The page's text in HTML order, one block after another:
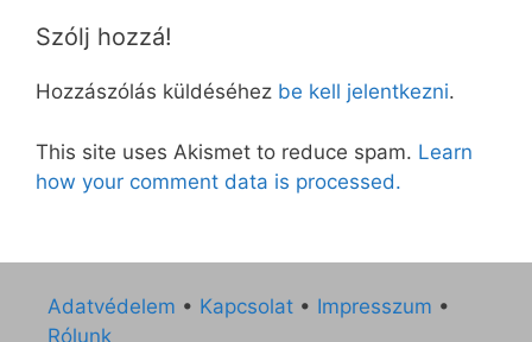
Szólj hozzá!
Hozzászólás küldéséhez be kell jelentkezni.
This site uses Akismet to reduce spam. Learn
how your comment data is processed.
Adatvédelem • Kapcsolat • Impresszum •
Rólunk